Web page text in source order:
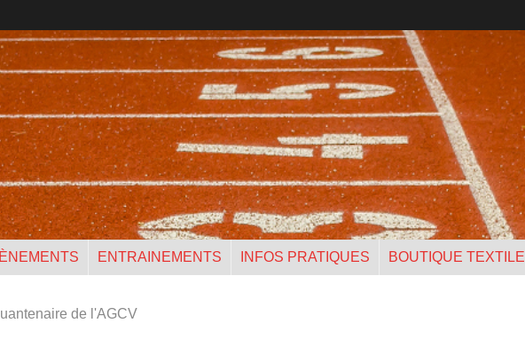
ENTRAINEMENTS INFOS PRATIQUES BOUTIQUE TEXTILE
de l'AGCV